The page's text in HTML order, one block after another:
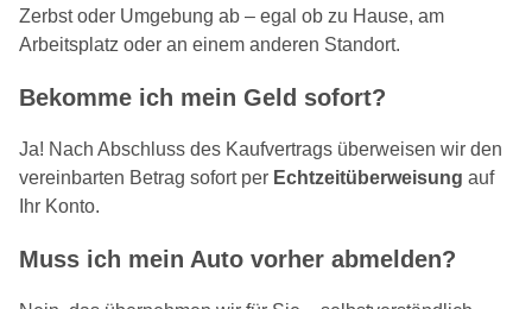
Zerbst oder Umgebung ab – egal ob zu Hause, am
Arbeitsplatz oder an einem anderen Standort.
Bekomme ich mein Geld sofort?
Ja! Nach Abschluss des Kaufvertrags überweisen wir den
vereinbarten Betrag sofort per Echtzeitüberweisung auf
Ihr Konto.
Muss ich mein Auto vorher abmelden?